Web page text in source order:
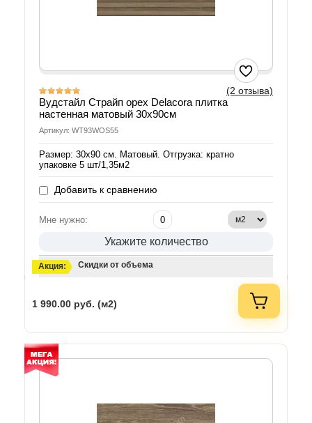
(2 отзыва)
Вудстайл Страйп орех Delacora плитка
настенная матовый 30х90см
Артикул: WT93WOS55
Размер: 30х90 см. Матовый. Отгрузка: кратно
упаковке 5 шт/1,35м2
Добавить к сравнению
Мне нужно:
Укажите количество
Акция: Скидки от объема
1 990.00 руб. (м2)